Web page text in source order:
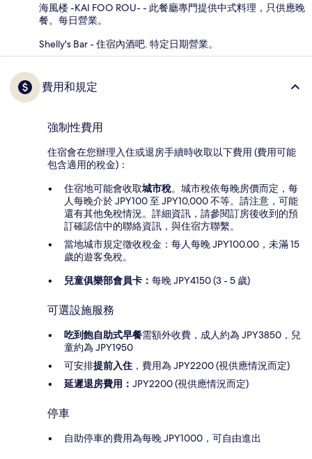
海風楼 -KAI FOO ROU- - 此餐廳專門提供中式料理，只供應晚
餐。每日營業。
Shelly's Bar - 住宿內酒吧. 特定日期營業。
費用和規定
強制性費用
住宿會在您辦理入住或退房手續時收取以下費用 (費用可能
包含適用的稅金)：
住宿地可能會收取城市稅。城市稅依每晚房價而定，每
人每晚介於 JPY100 至 JPY10,000 不等。請注意，可能
還有其他免稅情況。詳細資訊，請參閱訂房後收到的預
訂確認信中的聯絡資訊，與住宿方聯繫。
當地城市規定徵收稅金：每人每晚 JPY100.00，未滿 15
歲的遊客免稅。
兒童俱樂部會員卡： 每晚 JPY4150 (3 - 5 歲)
可選設施服務
吃到飽自助式早餐需額外收費，成人約為 JPY3850，兒
童約為 JPY1950
可安排提前入住 ，費用為 JPY2200 (視供應情況而定)
延遲退房費用： JPY2200 (視供應情況而定)
停車
自助停車的費用為每晚 JPY1000，可自由進出